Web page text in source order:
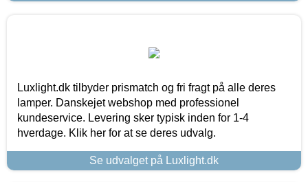
Luxlight.dk tilbyder prismatch og fri fragt på alle deres
lamper. Danskejet webshop med professionel
kundeservice. Levering sker typisk inden for 1-4
hverdage. Klik her for at se deres udvalg.
Se udvalget på Luxlight.dk